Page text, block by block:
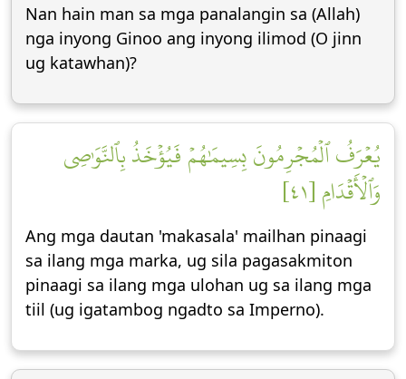
Nan hain man sa mga panalangin sa (Allah)
nga inyong Ginoo ang inyong ilimod (O jinn
ug katawhan)?
يُعۡرَفُ ٱلۡمُجۡرِمُونَ بِسِيمَٰهُمۡ فَيُؤۡخَذُ بِٱلنَّوَٰصِي
وَٱلۡأَقۡدَامِ [٤١]
Ang mga dautan 'makasala' mailhan pinaagi
sa ilang mga marka, ug sila pagasakmiton
pinaagi sa ilang mga ulohan ug sa ilang mga
tiil (ug igatambog ngadto sa Imperno).